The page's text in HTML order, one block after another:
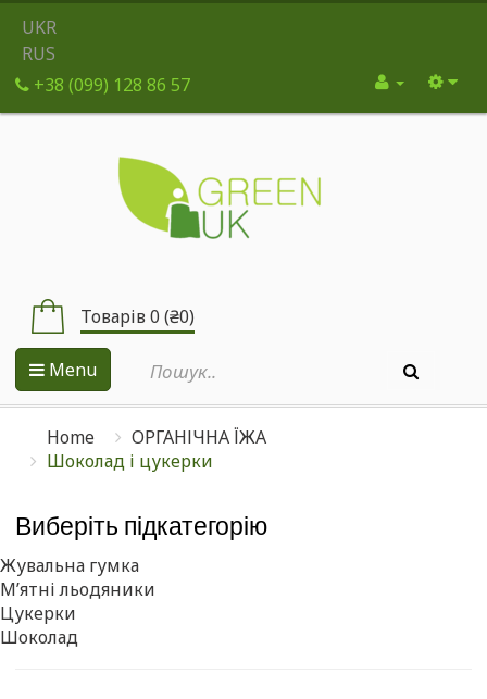
UKR
RUS
+38 (099) 128 86 57
Товарів 0 (₴0)
Menu
Home
ОРГАНІЧНА ЇЖА
Шоколад і цукерки
Виберіть підкатегорію
Жувальна гумка
М’ятні льодяники
Цукерки
Шоколад